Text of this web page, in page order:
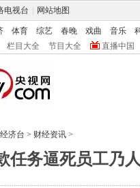
电视台 网站地图
体育 综艺 春晚 戏曲 音乐
栏目大全 节目大全 直播中国
经济台 > 财经资讯 >
任务逼死员工乃